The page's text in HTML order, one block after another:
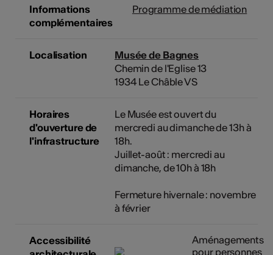
Informations
complémentaires
Programme de médiation
Localisation
Musée de Bagnes
Chemin de l'Eglise 13
1934 Le Châble VS
Horaires
d'ouverture de
l'infrastructure
Le Musée est ouvert du
mercredi au dimanche de 13h à
18h.
Juillet-août : mercredi au
dimanche, de 10h à 18h
Fermeture hivernale : novembre
à février
Accessibilité
Aménagements
pour personnes